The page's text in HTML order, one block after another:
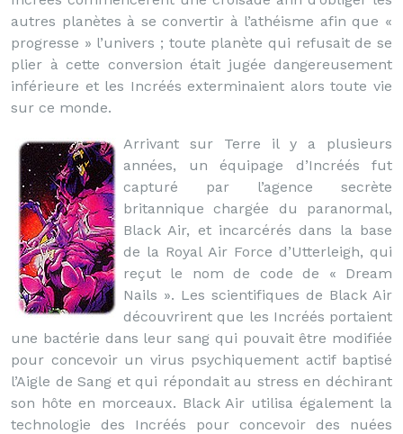
autres planètes à se convertir à l’athéisme afin que «
progresse » l’univers ; toute planète qui refusait de se
plier à cette conversion était jugée dangereusement
inférieure et les Incréés exterminaient alors toute vie
sur ce monde.
Arrivant sur Terre il y a plusieurs
années, un équipage d’Incréés fut
capturé par l’agence secrète
britannique chargée du paranormal,
Black Air, et incarcérés dans la base
de la Royal Air Force d’Utterleigh, qui
reçut le nom de code de « Dream
Nails ». Les scientifiques de Black Air
découvrirent que les Incréés portaient
une bactérie dans leur sang qui pouvait être modifiée
pour concevoir un virus psychiquement actif baptisé
l’Aigle de Sang et qui répondait au stress en déchirant
son hôte en morceaux. Black Air utilisa également la
technologie des Incréés pour concevoir des nuées